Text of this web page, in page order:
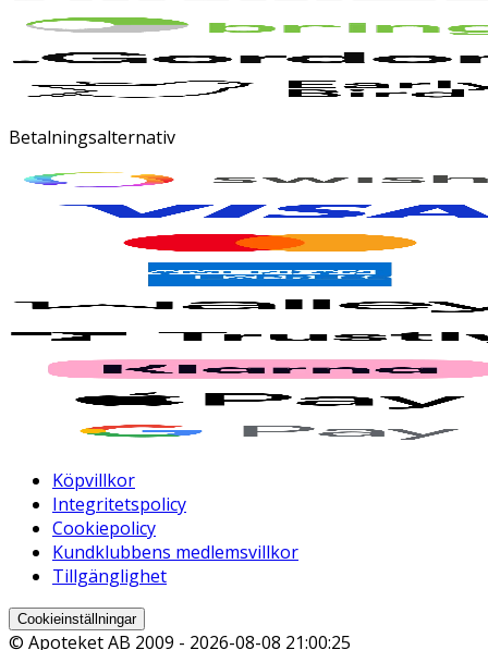
Betalningsalternativ
Köpvillkor
Integritetspolicy
Cookiepolicy
Kundklubbens medlemsvillkor
Tillgänglighet
Cookieinställningar
© Apoteket AB 2009 - 2026-08-08 21:00:25